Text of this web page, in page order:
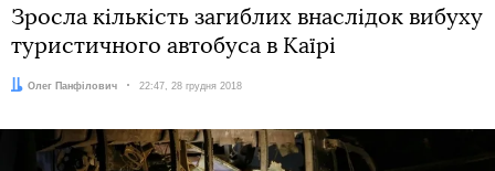
Зросла кількість загиблих внаслідок вибуху
туристичного автобуса в Каїрі
Автор:
Олег Панфілович Дата:
22:47, 28 грудня 2018